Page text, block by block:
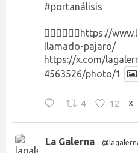
#portanálisis
👉🏻👉🏻👉🏻 https://
llamado-pajaro/
https://x.com/
4563526/photo/1
4 12 X
La Galerna